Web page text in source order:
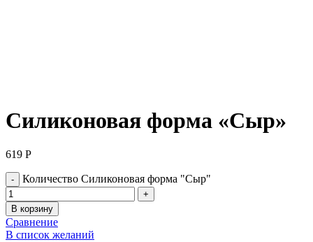
Силиконовая форма «Сыр»
619 Р
Количество Силиконовая форма "Сыр"
В корзину
Сравнение
В список желаний